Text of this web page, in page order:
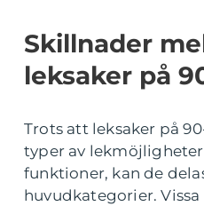
Skillnader
leksaker på
Trots att leksaker på
typer av
funktioner, kan de
huvudkategorier.